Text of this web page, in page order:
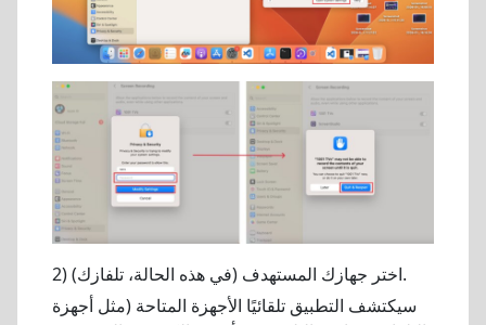
2) اختر جهازك المستهدف (في هذه الحالة، تلفازك).
سيكتشف التطبيق تلقائيًا الأجهزة المتاحة (مثل أجهزة